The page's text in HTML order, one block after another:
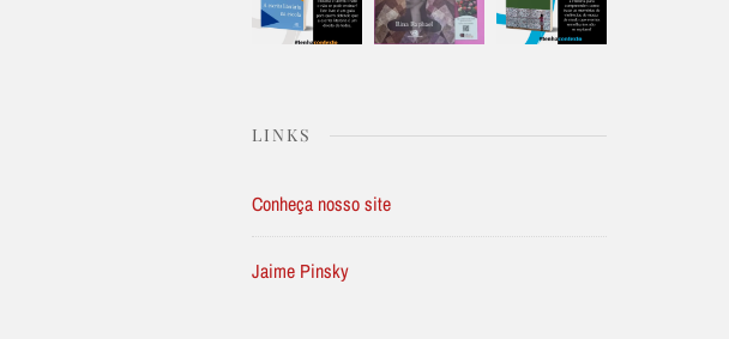
LINKS
Conheça nosso site
Jaime Pinsky